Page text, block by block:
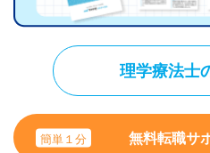
理学療法士
簡単１分 無料転職サ